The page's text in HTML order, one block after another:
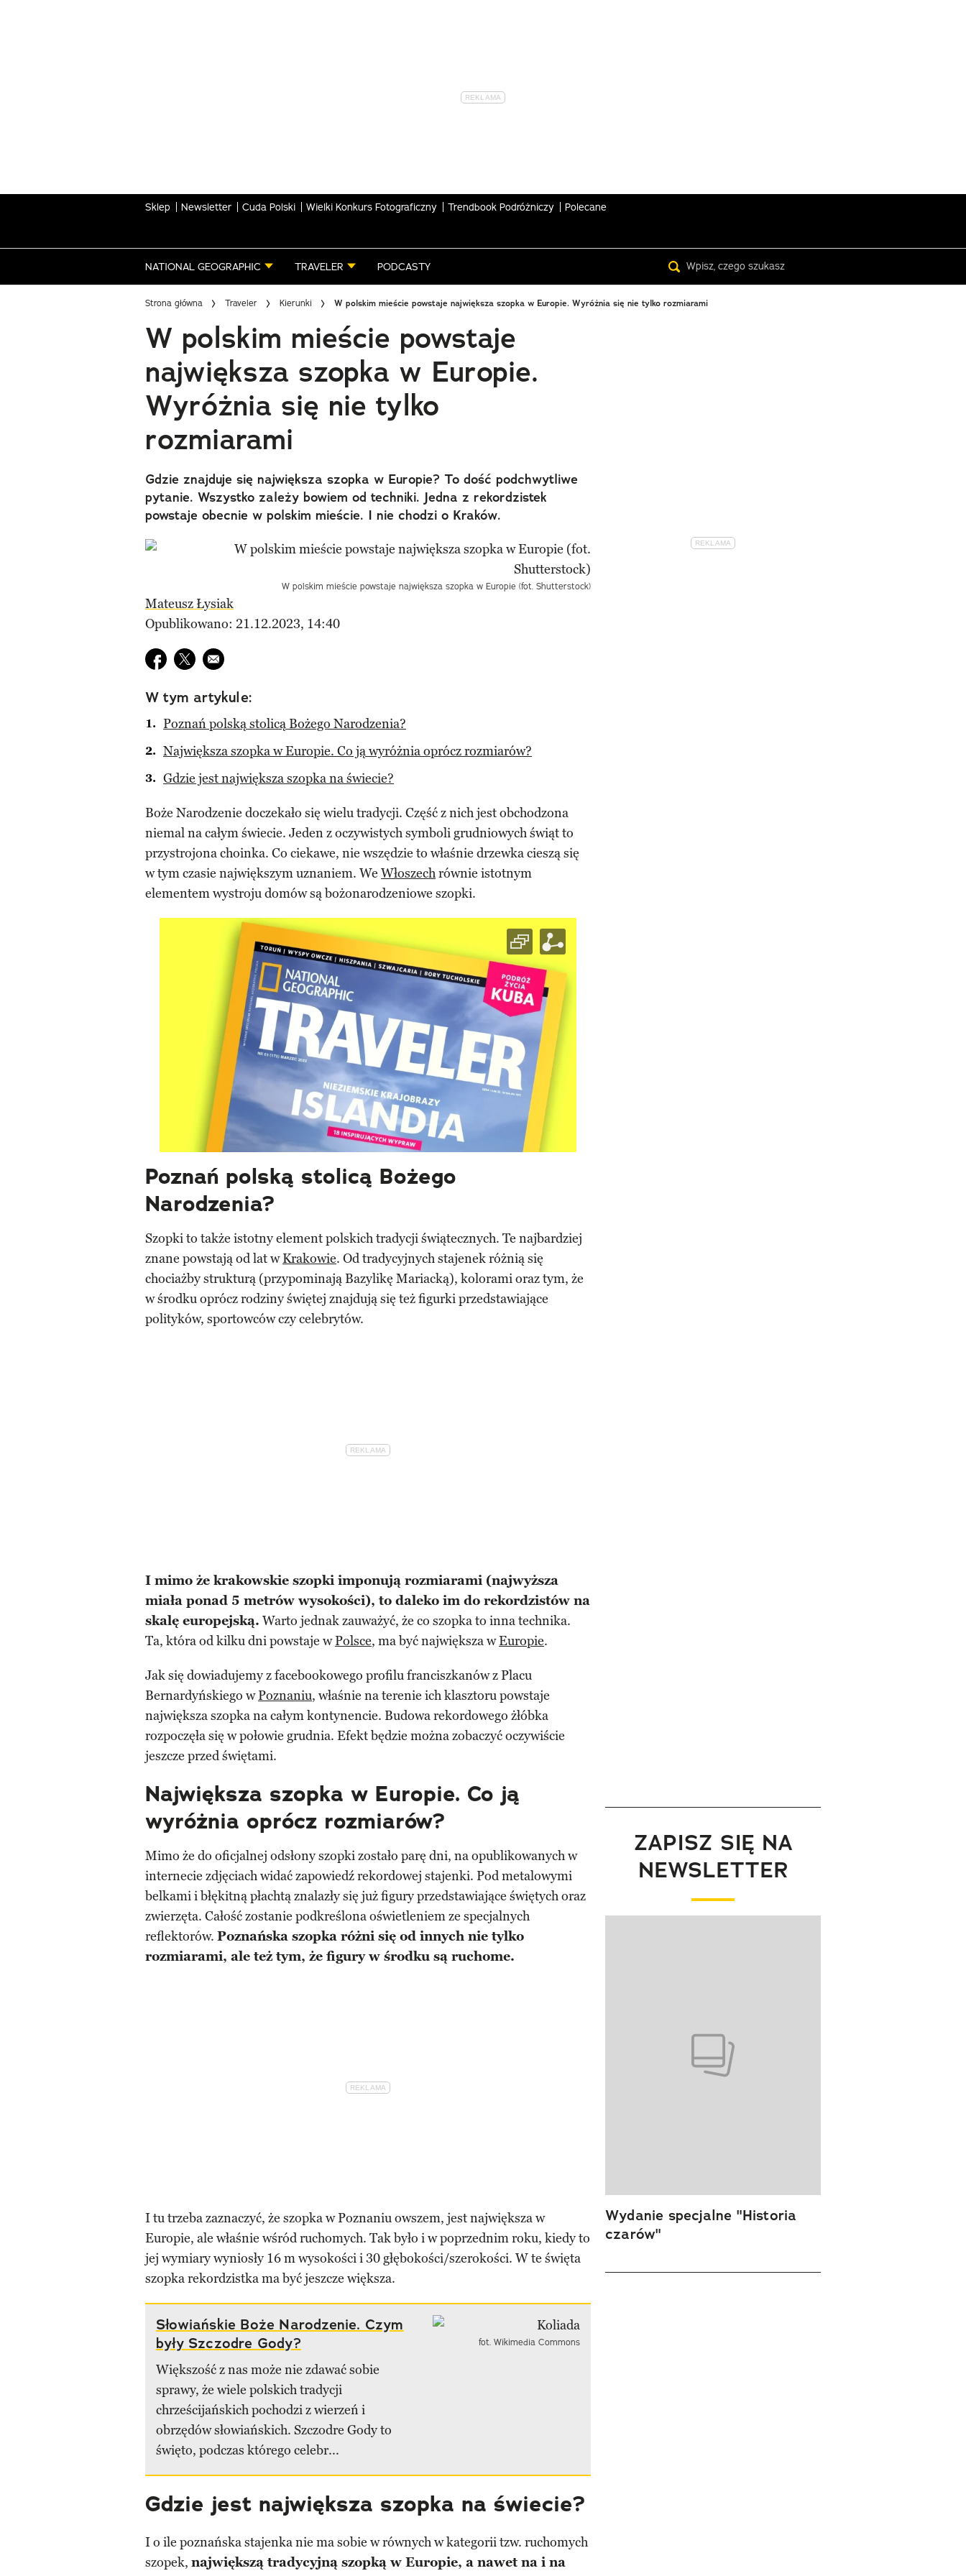
Sklep Newsletter Cuda Polski Wielki Konkurs Fotograficzny Trendbook Podróżniczy Polecane
NATIONAL GEOGRAPHIC TRAVELER PODCASTY
Strona główna Traveler Kierunki W polskim mieście powstaje największa szopka w Europie. Wyróżnia się nie tylko rozmiarami
W polskim mieście powstaje
największa szopka w Europie.
Wyróżnia się nie tylko
rozmiarami
Gdzie znajduje się największa szopka w Europie? To dość podchwytliwe
pytanie. Wszystko zależy bowiem od techniki. Jedna z rekordzistek
powstaje obecnie w polskim mieście. I nie chodzi o Kraków.
W polskim mieście powstaje największa szopka w Europie (fot. Shutterstock)
Mateusz Łysiak
Opublikowano: 21.12.2023, 14:40
Udostępnij na facebook
Udostępnij na twitter
E-mail do przyjaciela
W tym artykule:
Poznań polską stolicą Bożego Narodzenia?
Największa szopka w Europie. Co ją wyróżnia oprócz rozmiarów?
Gdzie jest największa szopka na świecie?
Boże Narodzenie doczekało się wielu tradycji. Część z nich jest obchodzona
niemal na całym świecie. Jeden z oczywistych symboli grudniowych świąt to
przystrojona choinka. Co ciekawe, nie wszędzie to właśnie drzewka cieszą się
w tym czasie największym uznaniem. We Włoszechrównie istotnym
elementem wystroju domów są bożonarodzeniowe szopki.
Poznań polską stolicą Bożego
Narodzenia?
Szopki to także istotny element polskich tradycji świątecznych. Te najbardziej
znane powstają od lat wKrakowie. Od tradycyjnych stajenek różnią się
chociażby strukturą (przypominają Bazylikę Mariacką), kolorami oraz tym, że
w środku oprócz rodziny świętej znajdują się też figurki przedstawiające
polityków, sportowców czy celebrytów.
I mimo że krakowskie szopki imponują rozmiarami (najwyższa
miała ponad 5 metrów wysokości), to daleko im do rekordzistów na
skalę europejską. Warto jednak zauważyć, że co szopka to inna technika.
Ta, która od kilku dni powstaje wPolsce, ma być największa wEuropie.
Jak się dowiadujemy z facebookowego profilu franciszkanów z Placu
Bernardyńskiego wPoznaniu, właśnie na terenie ich klasztoru powstaje
największa szopka na całym kontynencie. Budowa rekordowego żłóbka
rozpoczęła się w połowie grudnia. Efekt będzie można zobaczyć oczywiście
jeszcze przed świętami.
Największa szopka w Europie. Co ją
wyróżnia oprócz rozmiarów?
Mimo że do oficjalnej odsłony szopki zostało parę dni, na opublikowanych w
internecie zdjęciach widać zapowiedź rekordowej stajenki. Pod metalowymi
belkami i błękitną płachtą znalazły się już figury przedstawiające świętych oraz
zwierzęta. Całość zostanie podkreślona oświetleniem ze specjalnych
reflektorów. Poznańska szopka różni się od innych nie tylko
rozmiarami, ale też tym, że figury w środku są ruchome.
I tu trzeba zaznaczyć, że szopka w Poznaniu owszem, jest największa w
Europie, ale właśnie wśród ruchomych. Tak było i w poprzednim roku, kiedy to
jej wymiary wyniosły 16 m wysokości i 30 głębokości/szerokości. W te święta
szopka rekordzistka ma być jeszcze większa.
Słowiańskie Boże Narodzenie. Czym
były Szczodre Gody?
Większość z nas może nie zdawać sobie
sprawy, że wiele polskich tradycji
chrześcijańskich pochodzi z wierzeń i
obrzędów słowiańskich. Szczodre Gody to
święto, podczas którego celebr...
fot. Wikimedia Commons
Gdzie jest największa szopka na świecie?
I o ile poznańska stajenka nie ma sobie w równych w kategorii tzw. ruchomych
szopek, największą tradycyjną szopką w Europie, a nawet na i na
ZAPISZ SIĘ NA
NEWSLETTER
Wydanie specjalne "Historia
czarów"